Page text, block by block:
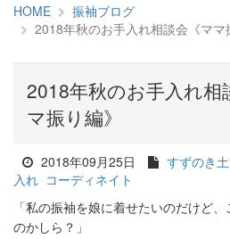
HOME
振袖ブログ
2018年秋のお手入れ相談会《ママ
2018年秋のお手入れ相
マ振り編》
2018年09月25日 すずのき
入れ コーディネイト
「私の振袖を娘に着せたいのだけど
のかしら？」